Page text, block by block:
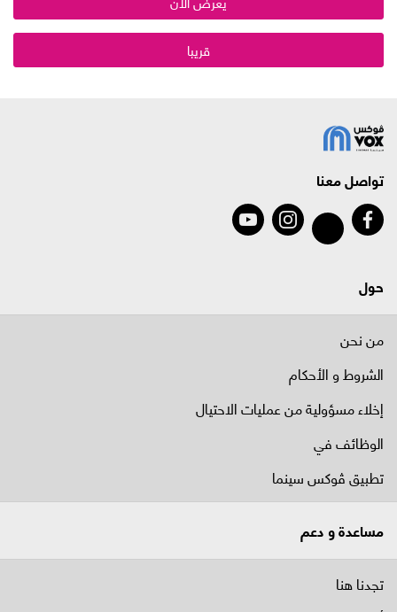
قريبا
تواصل معنا
حول
من نحن
الشروط و الأحكام
إخلاء مسؤولية من عمليات الاحتيال
الوظائف في
تطبيق ڤوكس سينما
مساعدة و دعم
تجدنا هنا